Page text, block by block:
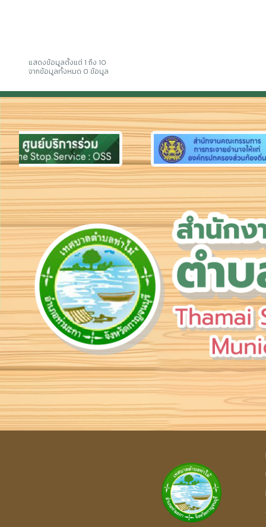
แสดงข้อมูลตั้งแต่ 1 ถึง 10
จากข้อมูลทั้งหมด 0 ข้อมูล
Previous